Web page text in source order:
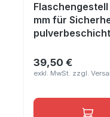
mm für
Regulärer Preis:
39,50 €